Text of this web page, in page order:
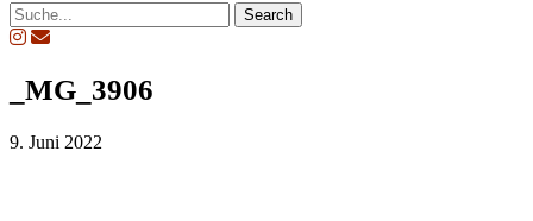
Search
_MG_3906
9. Juni 2022